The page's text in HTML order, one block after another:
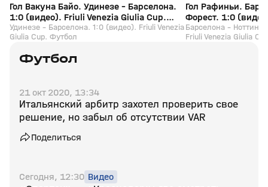
Гол Вакуна Байо. Удинезе - Барселона.
1:0 (видео). Friuli Venezia Giulia Cup.
Футбол
Удинезе - Барселона. 1:0 (видео). Friuli Venezia
Giulia Cup. Футбол
Гол Рафиньи.
Форест. 1:0
Cup. Футбол
Барселона -
Friuli Venezia Giulia
Футбол
21 окт 2020, 13:34
Итальянский арбитр захотел проверить свое
решение, но забыл об отсутствии VAR
Поделиться
Сегодня, 12:30 Видео